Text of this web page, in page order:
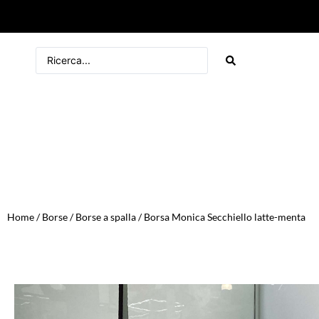
Home/Borse/Borse a spalla/ Borsa Monica Secchiello latte-menta